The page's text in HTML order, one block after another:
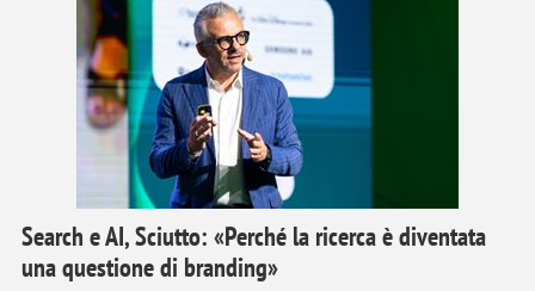
Search e AI, Sciutto: «Perché la ricerca è diventata
una questione di branding»